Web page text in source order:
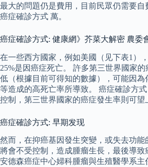
最大的問題仍是費用，目前民眾仍需要自
癌症確診方式 萬。
癌症確診方式: 健康網》芥菜大解密 農委
在一些西方國家，例如美國（见下表1）
25%是因癌症死亡。 許多第三世界國家
低（根據目前可得知的數據），可能因
等造成的高死亡率所導致。 癌症確診方
控制，第三世界國家的癌症發生率則可望
癌症確診方式: 早期发现
然而，在抑癌基因發生突變，或失去功
將會不受控制，造成腫瘤生長，最後導致
安德森癌症中心婦科腫瘤與生殖醫學系主